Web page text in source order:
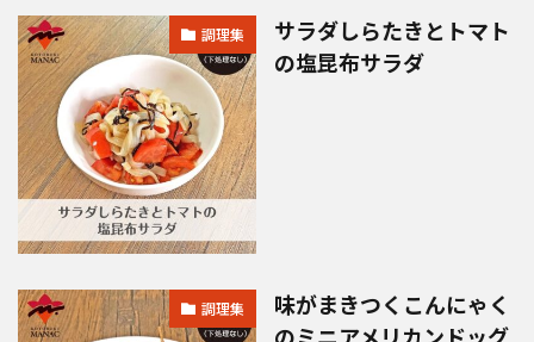
調理集
サラダしらたきとトマト
の塩昆布サラダ
調理集
味がまきつくこんにゃく